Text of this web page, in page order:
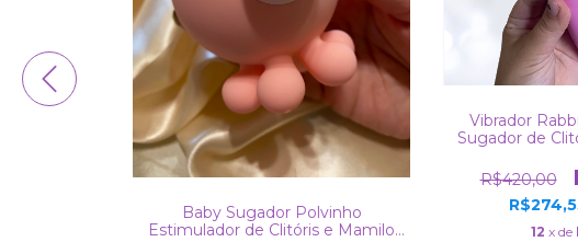
Baby Sugador Polvinho
Estimulador de Clitóris e Mamilo
Vibrador
Sugador de
R$420,00
12 x de